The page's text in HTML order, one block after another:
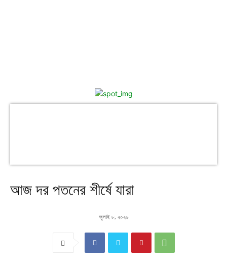
আজ দর পতনের শীর্ষে যারা
জুলাই ৮, ২০২৬